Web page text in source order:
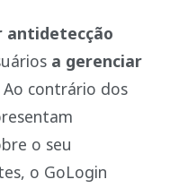
antidetecção
a gerenciar
Ao contrário dos
o seu
o GoLogin